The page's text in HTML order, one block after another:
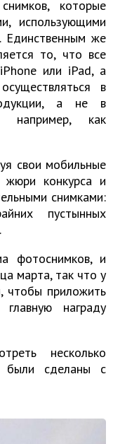
которые
использующими
Единственным же
то, что все
или iPad, а
в
а не в
например, как
свои мобильные
жюри конкурса и
снимками:
пустынных
фотоснимков, и
марта, так что у
чтобы приложить
награду
несколько
были сделаны с